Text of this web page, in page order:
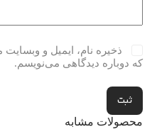
ذخیره نام، ایمیل و
که دوباره دیدگاهی می‌نویسم.
ثبت
محصولات مشابه